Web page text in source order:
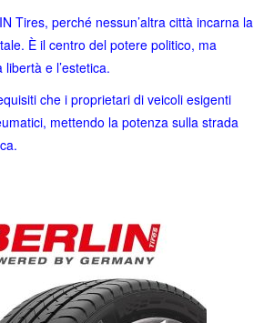
Tires, perché nessun’altra città incarna la
È il centro del potere politico, ma
e l’estetica.
che i proprietari di veicoli esigenti
mettendo la potenza sulla strada